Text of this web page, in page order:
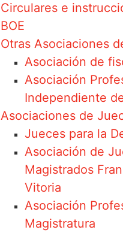
Circulares e
BOE
Otras Asociaciones
Asociación de
Asociación
Independiente
Asociaciones de
Jueces para la
Asociación de
Magistrados
Vitoria
Asociación
Magistratura